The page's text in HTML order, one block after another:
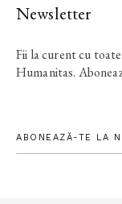
Newsletter
Fii la curent cu
Humanitas.
ABONEAZĂ-TE LA